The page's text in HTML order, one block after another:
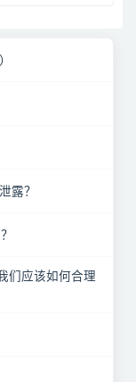
露？
们应该如何合理